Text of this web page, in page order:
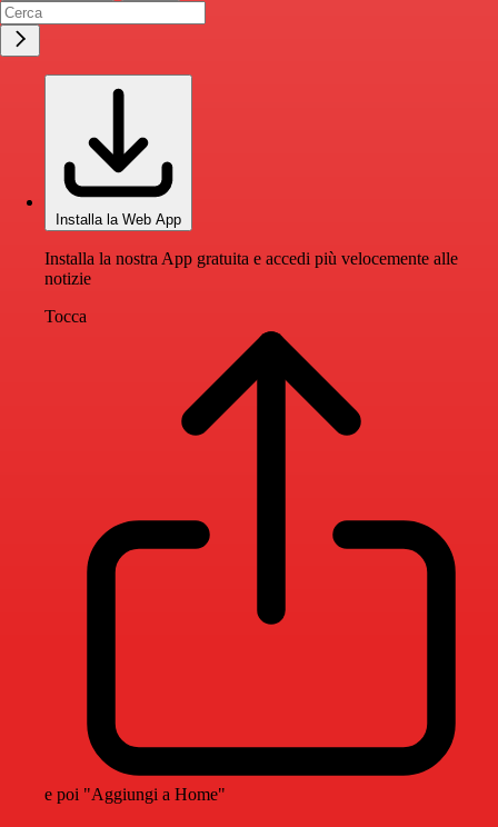
Installa la Web App
Installa la nostra App gratuita e accedi più velocemente alle
notizie
Tocca
e poi "Aggiungi a Home"